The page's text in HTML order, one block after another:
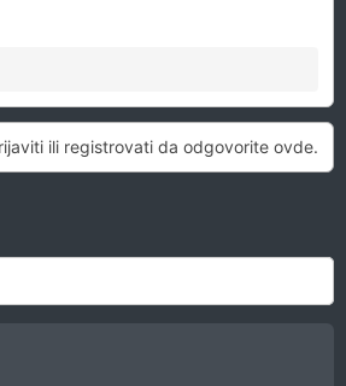
ili registrovati da odgovorite ovde.